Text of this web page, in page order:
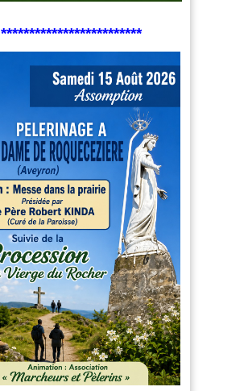
*************************